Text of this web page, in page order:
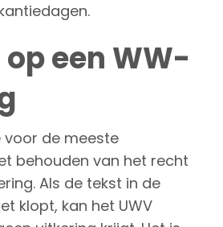
een WW-
voor de meeste
behouden van het recht
Als de tekst in de
klopt, kan het UWV